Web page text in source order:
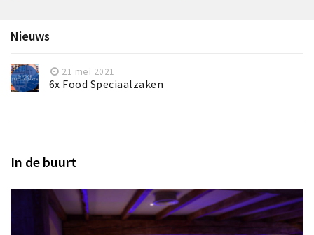
Nieuws
21 mei 2021
6x Food Speciaalzaken
In de buurt